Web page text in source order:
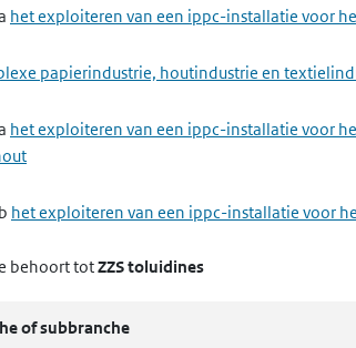
ahet verwijderen of nuttig toepassen van
bhet verwijderen of nuttig toepassen van
industrie
het exploiteren van een ippc-installatie voor
papierindustrie, houtindustrie en
het exploiteren van een ippc-installatie voor
het exploiteren van een ippc-installatie voor
ippc-installaties
a het verwijderen of nuttig toepassen van
behoort totZZS toluidines
of subbranche